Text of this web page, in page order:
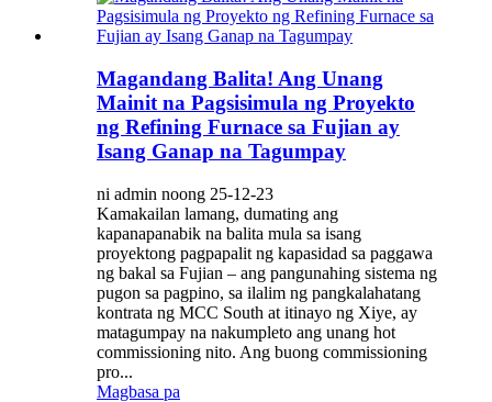
Magandang Balita! Ang Unang
Mainit na Pagsisimula ng Proyekto
ng Refining Furnace sa Fujian ay
Isang Ganap na Tagumpay
ni admin noong 25-12-23
Kamakailan lamang, dumating ang
kapanapanabik na balita mula sa isang
proyektong pagpapalit ng kapasidad sa paggawa
ng bakal sa Fujian – ang pangunahing sistema ng
pugon sa pagpino, sa ilalim ng pangkalahatang
kontrata ng MCC South at itinayo ng Xiye, ay
matagumpay na nakumpleto ang unang hot
commissioning nito. Ang buong commissioning
pro...
Magbasa pa